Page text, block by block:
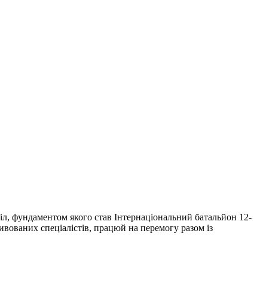
фундаментом якого став Інтернаціональний батальйон 12-
спеціалістів, працюй на перемогу разом із